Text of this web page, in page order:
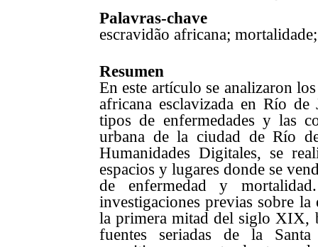
Palavras-chave
escravidão africana;
Resumen
En este artículo se analizaron
africana esclavizada en Río
tipos de enfermedades y las
urbana de la ciudad de Río
Humanidades Digitales, se
espacios y lugares donde se
de enfermedad y
investigaciones previas sobre
la primera mitad del siglo XIX,
fuentes seriadas de la